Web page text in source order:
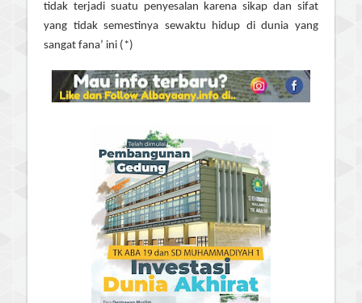
tidak terjadi suatu penyesalan karena sikap dan sifat
yang tidak semestinya sewaktu hidup di dunia yang
sangat fana’ ini (*)